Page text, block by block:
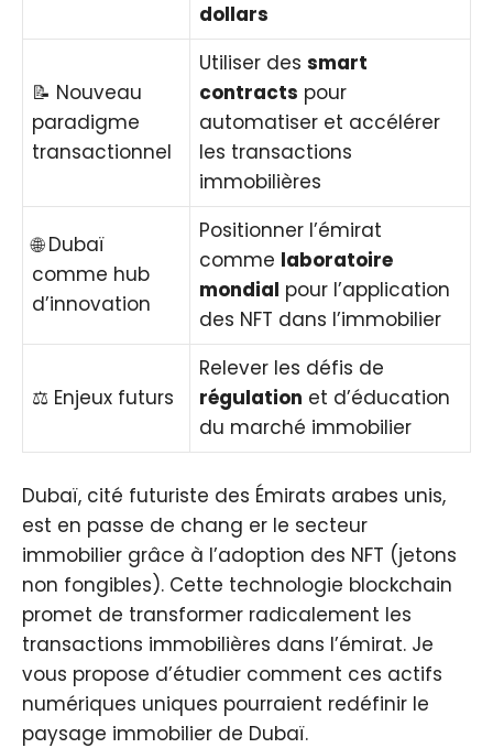
dollars
📝 Nouveau
paradigme
transactionnel
Utiliser des smart
contracts pour
automatiser et accélérer
les transactions
immobilières
🌐 Dubaï
comme hub
d’innovation
Positionner l’émirat
comme laboratoire
mondial pour l’application
des NFT dans l’immobilier
⚖️ Enjeux futurs
Relever les défis de
régulation et d’éducation
du marché immobilier
Dubaï, cité futuriste des Émirats arabes unis,
est en passe de chang er le secteur
immobilier grâce à l’adoption des NFT (jetons
non fongibles). Cette technologie blockchain
promet de transformer radicalement les
transactions immobilières dans l’émirat. Je
vous propose d’étudier comment ces actifs
numériques uniques pourraient redéfinir le
paysage immobilier de Dubaï.